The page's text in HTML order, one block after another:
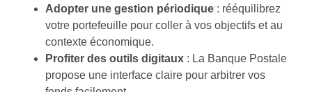
Adopter une gestion périodique : rééquilibrez
votre portefeuille pour coller à vos objectifs et au
contexte économique.
Profiter des outils digitaux : La Banque Postale
propose une interface claire pour arbitrer vos